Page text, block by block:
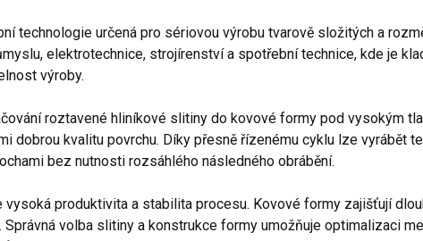
technologie určená pro sériovou výrobu tvarově složitých a
elektrotechnice, strojírenství a spotřební technice, kde je
výroby.
roztavené hliníkové slitiny do kovové formy pod vysokým
dobrou kvalitu povrchu. Díky přesně řízenému cyklu lze vyrábět
bez nutnosti rozsáhlého následného obrábění.
vysoká produktivita a stabilita procesu. Kovové formy zajišťují
volba slitiny a konstrukce formy umožňuje optimalizaci